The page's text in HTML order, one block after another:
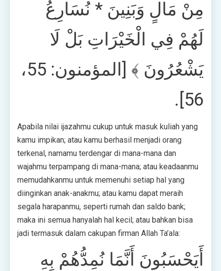
مِنْ مَالٍ وَبَنِينَ * نُسَارِعُ
لَهُمْ فِي الْخَيْرَاتِ بَلْ لَا
يَشْعُرُونَ ﴾ [المؤمنون: 55،
56].
Apabila nilai ijazahmu cukup untuk masuk kuliah yang
kamu impikan; atau kamu berhasil menjadi orang
terkenal, namamu terdengar di mana-mana dan
wajahmu terpampang di mana-mana; atau keadaanmu
memudahkanmu untuk memenuhi setiap hal yang
diinginkan anak-anakmu; atau kamu dapat meraih
segala harapanmu, seperti rumah dan saldo bank;
maka ini semua hanyalah hal kecil; atau bahkan bisa
jadi termasuk dalam cakupan firman Allah Ta’ala:
أَيَحْسَبُونَ أَنَّمَا نُمِدُّهُمْ بِهِ